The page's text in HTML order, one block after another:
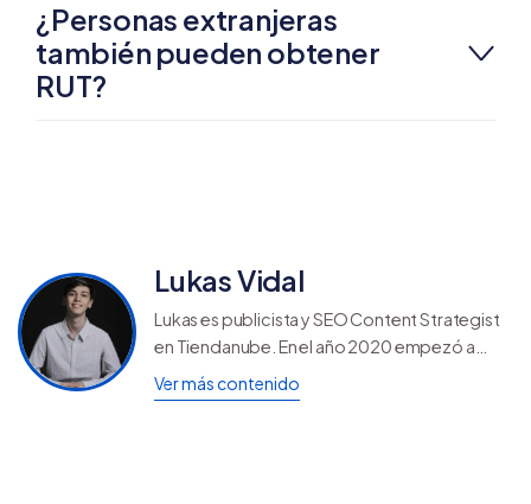
¿Personas extranjeras
también pueden obtener
RUT?
Lukas Vidal
Lukas es publicista y SEO Content Strategist
en Tiendanube. En el año 2020 empezó a
crear contenidos para web, encontrando su
pasión por escribir artículos de blog que
Ver más contenido